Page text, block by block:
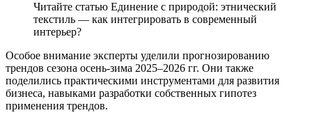
Читайте статью Единение с природой: этнический
текстиль — как интегрировать в современный
интерьер?
Особое внимание эксперты уделили прогнозированию
трендов сезона осень-зима 2025–2026 гг. Они также
поделились практическими инструментами для развития
бизнеса, навыками разработки собственных гипотез
применения трендов.